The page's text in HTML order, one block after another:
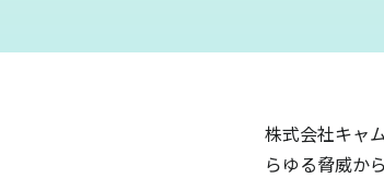
株式会社キャ
らゆる脅威か